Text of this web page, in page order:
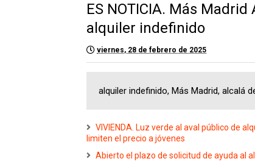
ES NOTICIA. Más
alquiler indefinido
viernes, 28 de febrero de 2025
alquiler indefinido, Más Madrid, alcalá
VIVIENDA. Luz verde al aval público de
limiten el precio a jóvenes
Abierto el plazo de solicitud de ayuda al